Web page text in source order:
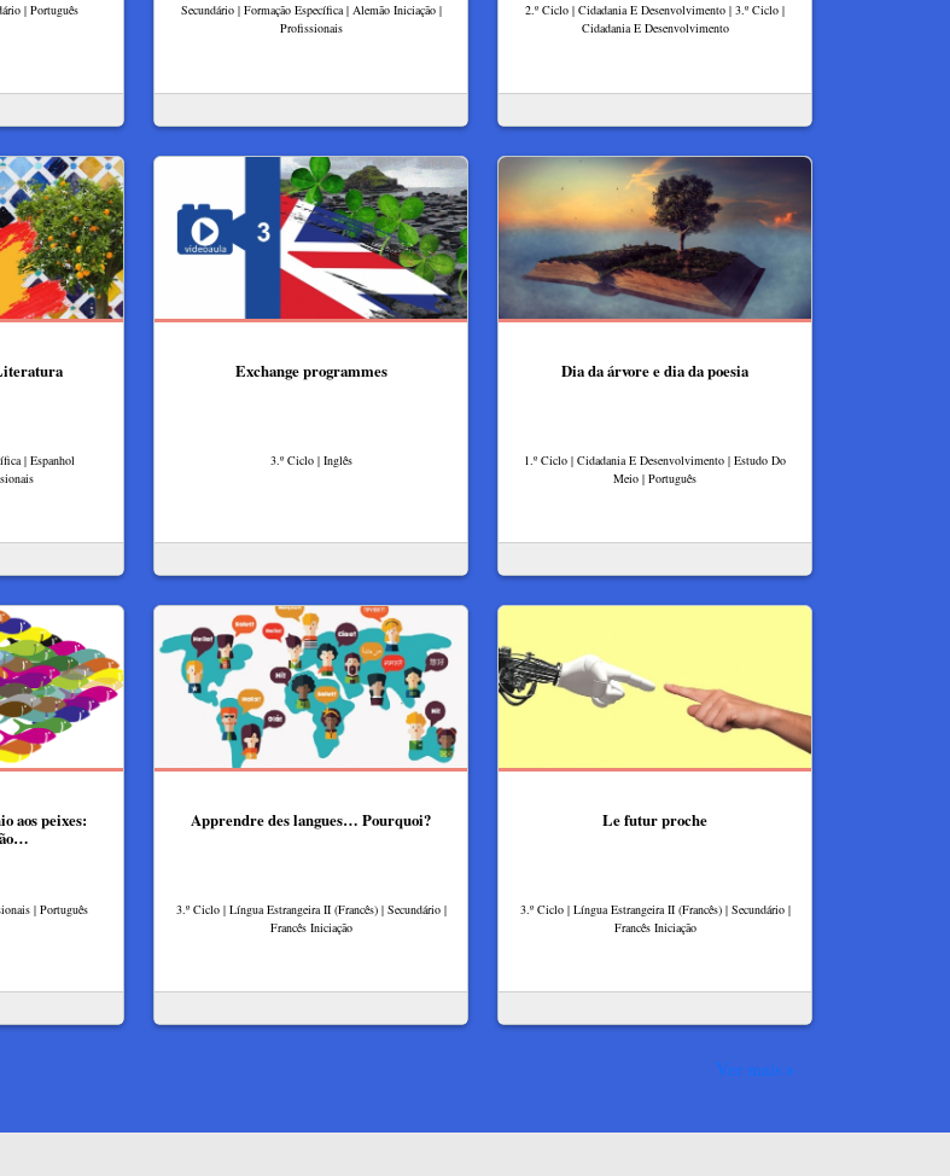
| Português
Secundário | Formação Específica | Alemão Iniciação |
Profissionais
2.º Ciclo | Cidadania E Desenvolvimento | 3.º Ciclo |
Cidadania E Desenvolvimento
| Espanhol
Exchange programmes
3.º Ciclo | Inglês
Dia da árvore e dia da poesia
1.º Ciclo | Cidadania E Desenvolvimento | Estudo Do
Meio | Português
aos peixes:
| Português
Apprendre des langues… Pourquoi?
3.º Ciclo | Língua Estrangeira II (Francês) | Secundário |
Francês Iniciação
Le futur proche
3.º Ciclo | Língua Estrangeira II (Francês) | Secundário |
Francês Iniciação
Ver mais